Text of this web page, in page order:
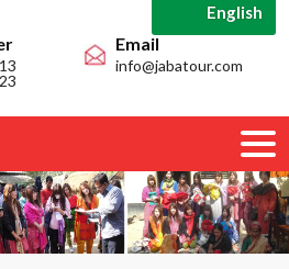
English
Email
info@jabatour.com